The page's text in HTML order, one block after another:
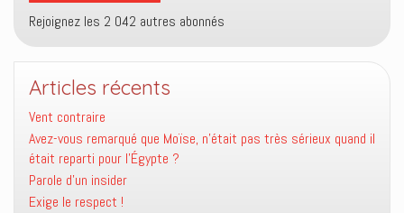
Rejoignez les 2 042 autres abonnés
Articles récents
Vent contraire
Avez-vous remarqué que Moïse, n’était pas très sérieux quand il
était reparti pour l’Égypte ?
Parole d’un insider
Exige le respect !